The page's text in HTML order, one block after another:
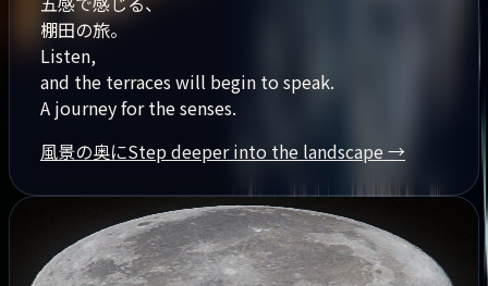
棚田の旅。
Listen,
and the terraces will begin to speak.
A journey for the senses.
風景の奥にStep deeper into the landscape →
RESERVATION